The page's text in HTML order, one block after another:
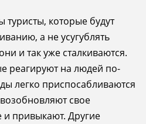
которые будут
а не усугублять
и так уже сталкиваются.
реагируют на людей по-
легко приспосабливаются
свое
привыкают. Другие